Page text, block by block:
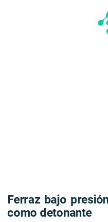
Ferraz bajo
como detonante